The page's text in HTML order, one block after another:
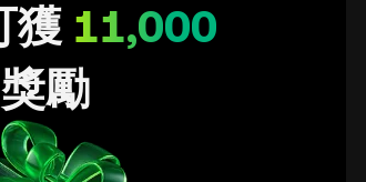
獲 11,000
勵